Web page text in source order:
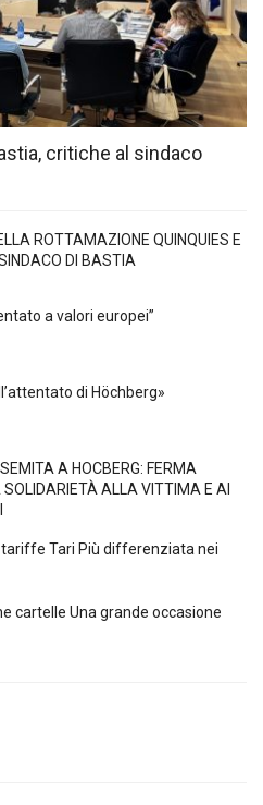
critiche al sindaco
ROTTAMAZIONE QUINQUIES E
DI BASTIA
a valori europei”
di Höchberg»
A HÖCBERG: FERMA
ALLA VITTIMA E AI
Tari Più differenziata nei
cartelle Una grande occasione